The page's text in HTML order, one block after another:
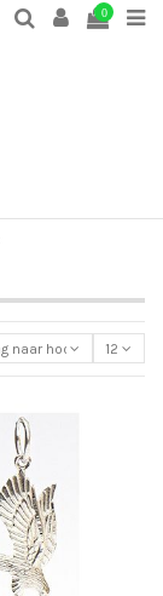
0
naar hoog 12